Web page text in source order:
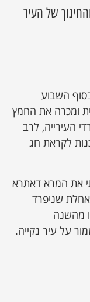
של העיר
השבוע
ומכרה את החמץ
העירייה, לרב
לקראת חג
את המרא דאתרא
שניפרד
מהשנה
על עיר נקייה.